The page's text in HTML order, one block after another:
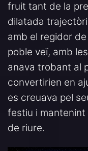
fruit tant de la
dilatada
amb el regidor
poble veï, amb
anava trobant al
convertirien en
es creuava pel
festiu i
de riure.